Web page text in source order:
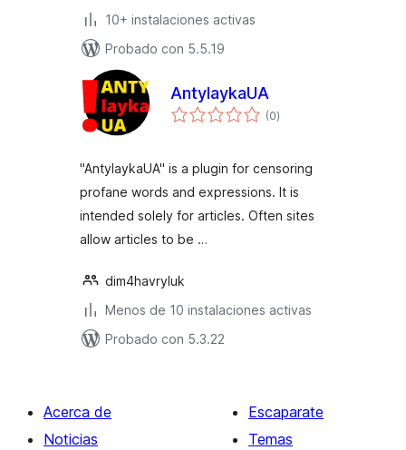
10+ instalaciones activas
Probado con 5.5.19
AntylaykaUA
(0total
de
)
"AntylaykaUA" is a plugin for censoring
profane words and expressions. It is
intended solely for articles. Often sites
allow articles to be …
dim4havryluk
Menos de 10 instalaciones activas
Probado con 5.3.22
Acerca de
Noticias
Escaparate
Temas